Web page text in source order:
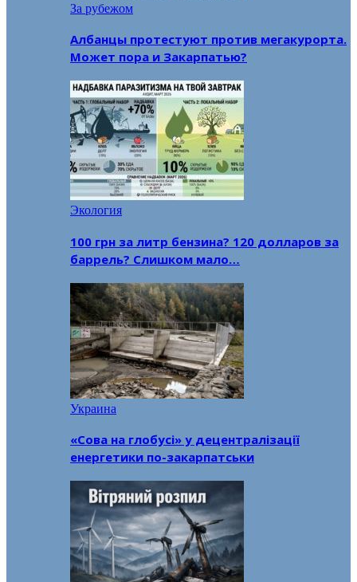
За рубежом
Албанцы протестуют против мегакурорта.
Может пора и Закарпатью?
Экология
100 грн за литр бензина? 120 долларов за
баррель? Слишком мало…
Украина
«Сова на глобусі» у децентралізації
енергетики по-закарпатськи